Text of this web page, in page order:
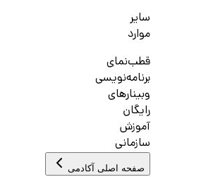
سایر
موارد
قطب‌نمای
برنامه‌نویسی
وبینارهای
رایگان
آموزش
سازمانی
صفحه اصلی آکادمی